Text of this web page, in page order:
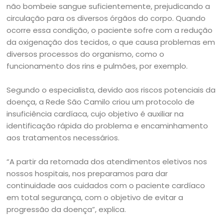
não bombeie sangue suficientemente, prejudicando a
circulação para os diversos órgãos do corpo. Quando
ocorre essa condição, o paciente sofre com a redução
da oxigenação dos tecidos, o que causa problemas em
diversos processos do organismo, como o
funcionamento dos rins e pulmões, por exemplo.
Segundo o especialista, devido aos riscos potenciais da
doença, a Rede São Camilo criou um protocolo de
insuficiência cardíaca, cujo objetivo é auxiliar na
identificação rápida do problema e encaminhamento
aos tratamentos necessários.
“A partir da retomada dos atendimentos eletivos nos
nossos hospitais, nos preparamos para dar
continuidade aos cuidados com o paciente cardíaco
em total segurança, com o objetivo de evitar a
progressão da doença”, explica.